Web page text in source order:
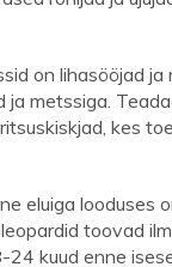
on lihasööjad
ja metssiga.
kes
eluiga looduses
toovad
24 kuud enne